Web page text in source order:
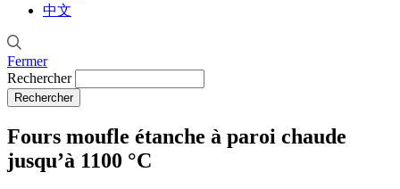
中文
Fermer
Rechercher
Fours moufle étanche à paroi chaude
jusqu’à 1100 °C